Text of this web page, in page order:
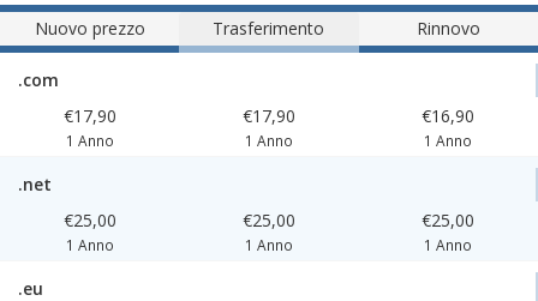
Nuovo prezzo
Trasferimento Rinnovo
.com
€17,90
1 Anno
€17,90
1 Anno
€16,90
1 Anno
.net
€25,00
1 Anno
€25,00
1 Anno
€25,00
1 Anno
.eu